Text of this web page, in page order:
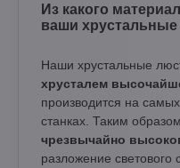
Из какого
ваши
Наши хрустальные
хрусталем
производится на
станках. Таким
чрезвычайно
разложение светового